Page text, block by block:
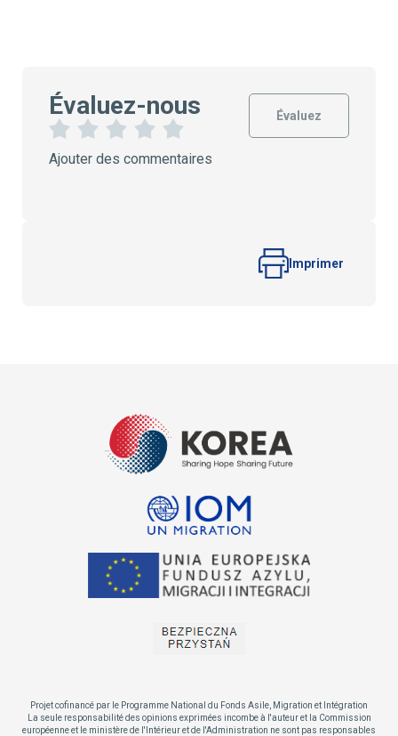
Évaluez-nous
É
É
É
É
É
Ajouter des commentaires
Évaluez
Imprimer
Projet cofinancé par le Programme National du Fonds Asile, Migration et Intégration
La seule responsabilité des opinions exprimées incombe à l'auteur et la Commission
européenne et le ministère de l'Intérieur et de l'Administration ne sont pas responsables